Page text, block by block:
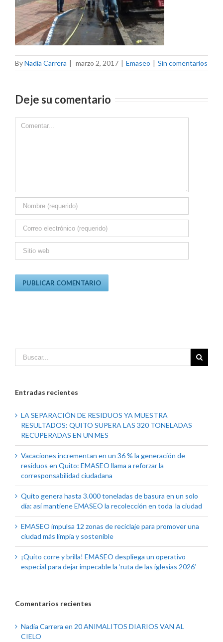
ByNadia Carrera | marzo 2, 2017 | Emaseo | Sin comentarios
Deje su comentario
Comment
Entradas recientes
LA SEPARACIÓN DE RESIDUOS YA MUESTRA
RESULTADOS: QUITO SUPERA LAS 320 TONELADAS
RECUPERADAS EN UN MES
Vacaciones incrementan en un 36 % la generación de
residuos en Quito: EMASEO llama a reforzar la
corresponsabilidad ciudadana
Quito genera hasta 3.000 toneladas de basura en un solo
día: así mantiene EMASEO la recolección en toda la ciudad
EMASEO impulsa 12 zonas de reciclaje para promover una
ciudad más limpia y sostenible
¡Quito corre y brilla! EMASEO despliega un operativo
especial para dejar impecable la ‘ruta de las iglesias 2026’
Comentarios recientes
Nadia Carrera en 20 ANIMALITOS DIARIOS VAN AL
CIELO